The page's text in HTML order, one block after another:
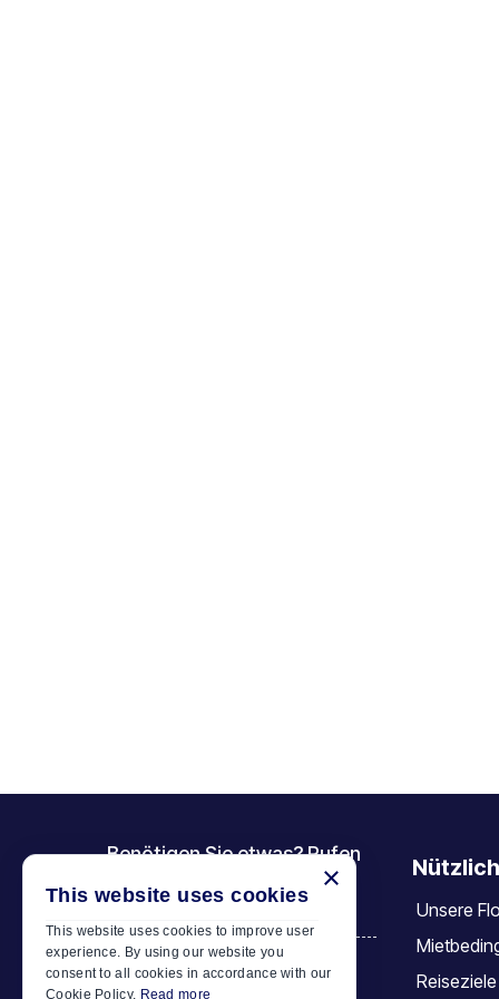
Benötigen Sie etwas? Rufen
Sie uns an
+30 6944 833 391
Car Motor Plan
Unsere
Reiseziele
×
This website uses cookies
This website uses cookies to improve user
experience. By using our website you
consent to all cookies in accordance with our
Cookie Policy. Read more